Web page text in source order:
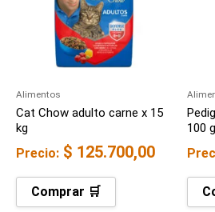
Alimentos
Cat Chow adulto carne x 15
kg
Precio: $ 125.700,00
Comprar 🛒
100